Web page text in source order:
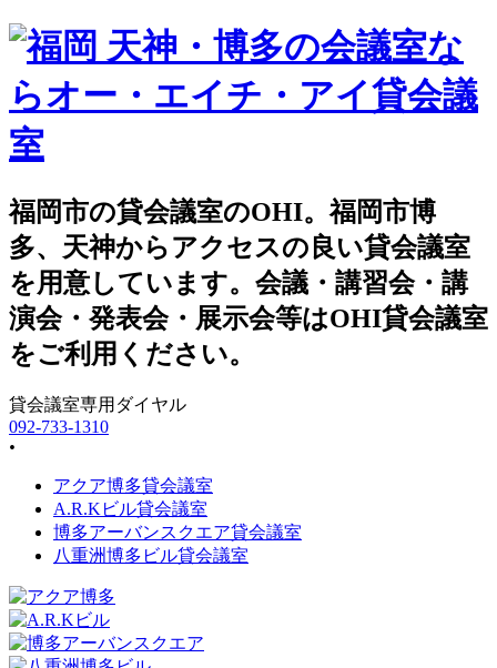
福岡市の貸会議室のOHI。福岡市博
多、天神からアクセスの良い貸会議室
を用意しています。会議・講習会・講
演会・発表会・展示会等はOHI貸会議室
をご利用ください。
092-733-1310
•
アクア博多貸会議室
A.R.Kビル貸会議室
博多アーバンスクエア貸会議室
八重洲博多ビル貸会議室